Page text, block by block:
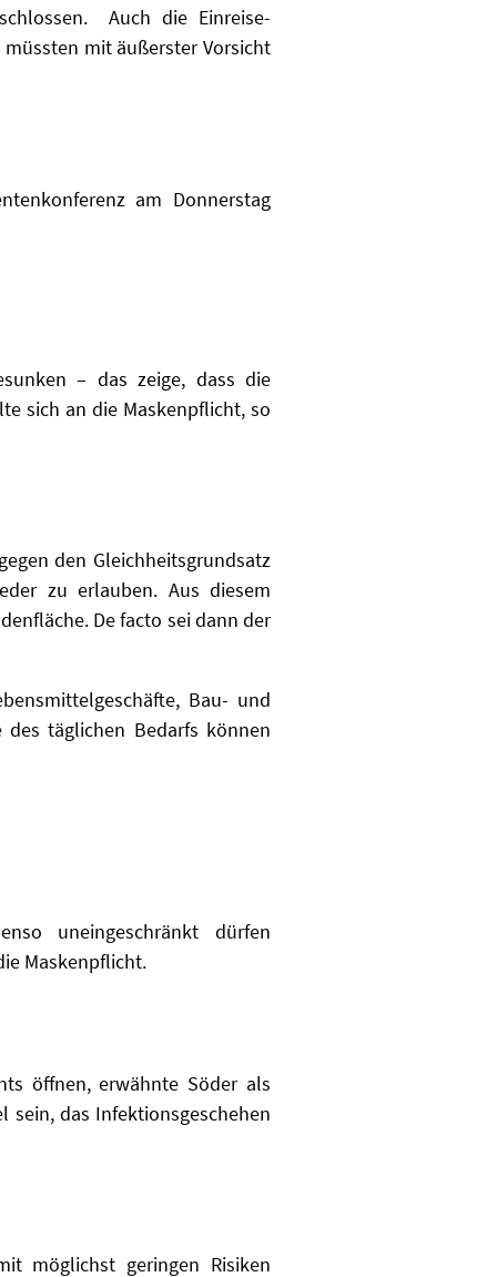
Auch die Einreise-
mit äußerster Vorsicht
am Donnerstag
– das zeige, dass die
sich an die Maskenpflicht, so
den Gleichheitsgrundsatz
zu erlauben. Aus diesem
De facto sei dann der
Bau- und
täglichen Bedarfs können
uneingeschränkt dürfen
Maskenpflicht.
öffnen, erwähnte Söder als
sein, das Infektionsgeschehen
möglichst geringen Risiken